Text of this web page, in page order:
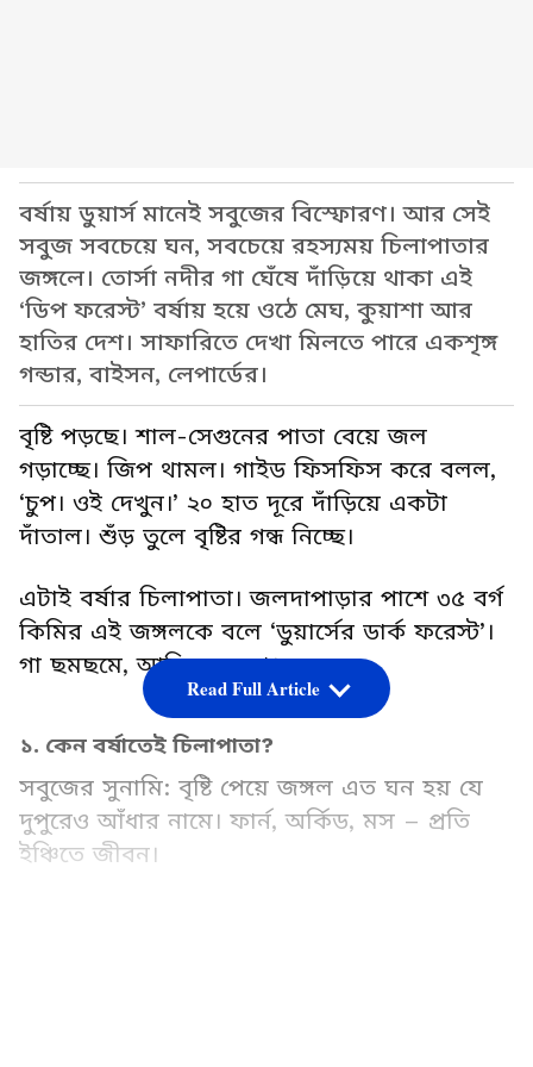
বর্ষায় ডুয়ার্স মানেই সবুজের বিস্ফোরণ। আর সেই
সবুজ সবচেয়ে ঘন, সবচেয়ে রহস্যময় চিলাপাতার
জঙ্গলে। তোর্সা নদীর গা ঘেঁষে দাঁড়িয়ে থাকা এই
‘ডিপ ফরেস্ট’ বর্ষায় হয়ে ওঠে মেঘ, কুয়াশা আর
হাতির দেশ। সাফারিতে দেখা মিলতে পারে একশৃঙ্গ
গন্ডার, বাইসন, লেপার্ডের।
বৃষ্টি পড়ছে। শাল-সেগুনের পাতা বেয়ে জল
গড়াচ্ছে। জিপ থামল। গাইড ফিসফিস করে বলল,
‘চুপ। ওই দেখুন।’ ২০ হাত দূরে দাঁড়িয়ে একটা
দাঁতাল। শুঁড় তুলে বৃষ্টির গন্ধ নিচ্ছে।
এটাই বর্ষার চিলাপাতা। জলদাপাড়ার পাশে ৩৫ বর্গ
কিমির এই জঙ্গলকে বলে ‘ডুয়ার্সের ডার্ক ফরেস্ট’।
গা ছমছমে, আদিম, ভেজা।
১. কেন বর্ষাতেই চিলাপাতা?
সবুজের সুনামি: বৃষ্টি পেয়ে জঙ্গল এত ঘন হয় যে
দুপুরেও আঁধার নামে। ফার্ন, অর্কিড, মস – প্রতি
ইঞ্চিতে জীবন।
Read Full Article